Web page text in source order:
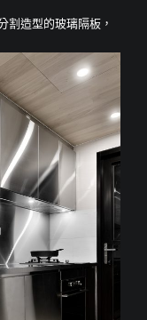
割造型的玻璃隔板，